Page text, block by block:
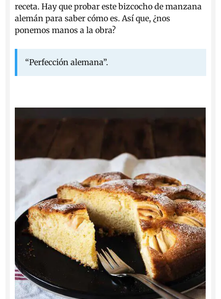
receta. Hay que probar este bizcocho de manzana
alemán para saber cómo es. Así que, ¿nos
ponemos manos a la obra?
“Perfección alemana”.